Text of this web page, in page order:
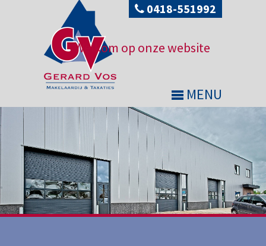
Welkom op onze website
0418-551992
MENU